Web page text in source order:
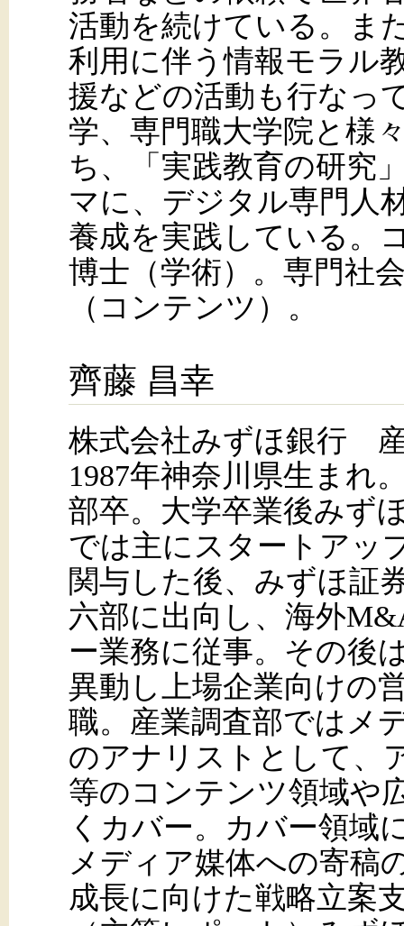
活動を続けている。ま
利用に伴う情報モラル
援などの活動も行なっ
学、専門職大学院と様
ち、「実践教育の研究
マに、デジタル専門人
養成を実践している。
博士（学術）。専門社
（コンテンツ）。
齊藤 昌幸
株式会社みずほ銀行
1987年神奈川県生まれ
部卒。大学卒業後みず
では主にスタートアッ
関与した後、みずほ証
六部に出向し、海外
ー業務に従事。その後
異動し上場企業向けの
職。産業調査部ではメ
のアナリストとして、
等のコンテンツ領域や
くカバー。カバー領域
メディア媒体への寄稿
成長に向けた戦略立案